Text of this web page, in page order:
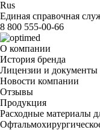
Rus
Единая справочная
8 800 555-00-66
О компании
История бренда
Лицензии и документы
Новости компании
Отзывы
Продукция
Расходные материалы